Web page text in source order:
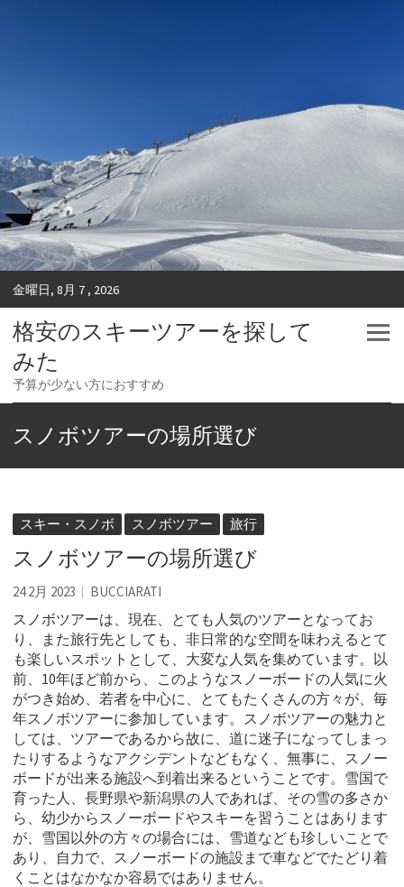
金曜日, 8月 7 , 2026
格安のスキーツアーを探して
みた
予算が少ない方におすすめ
スノボツアーの場所選び
スキー・スノボ スノボツアー 旅行
スノボツアーの場所選び
24 2月 2023 BUCCIARATI
スノボツアーは、現在、とても人気のツアーとなってお
り、また旅行先としても、非日常的な空間を味わえるとて
も楽しいスポットとして、大変な人気を集めています。 以
前、10年ほど前から、このようなスノーボードの人気に火
がつき始め、若者を中心に、とてもたくさんの方々が、毎
年スノボツアーに参加しています。スノボツアーの魅力と
しては、ツアーであるから故に、道に迷子になってしまっ
たりするようなアクシデントなどもなく、無事に、スノー
ボードが出来る施設へ到着出来るということです。雪国で
育った人、長野県や新潟県の人であれば、その雪の多さか
ら、幼少からスノーボードやスキーを習うことはあります
が、雪国以外の方々の場合には、雪道なども珍しいことで
あり、自力で、スノーボードの施設まで車などでたどり着
くことはなかなか容易ではありません。